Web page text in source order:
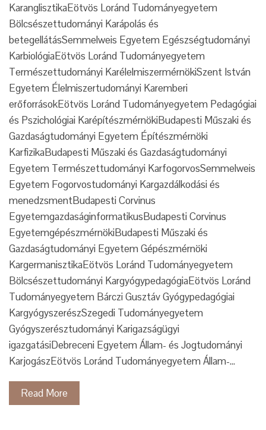
KaranglisztikaEötvös Loránd Tudományegyetem
Bölcsészettudományi Karápolás és
betegellátásSemmelweis Egyetem Egészségtudományi
KarbiológiaEötvös Loránd Tudományegyetem
Természettudományi KarélelmiszermérnökiSzent István
Egyetem Élelmiszertudományi Karemberi
erőforrásokEötvös Loránd Tudományegyetem Pedagógiai
és Pszichológiai KarépítészmérnökiBudapesti Műszaki és
Gazdaságtudományi Egyetem Építészmérnöki
KarfizikaBudapesti Műszaki és Gazdaságtudományi
Egyetem Természettudományi KarfogorvosSemmelweis
Egyetem Fogorvostudományi Kargazdálkodási és
menedzsmentBudapesti Corvinus
EgyetemgazdaságinformatikusBudapesti Corvinus
EgyetemgépészmérnökiBudapesti Műszaki és
Gazdaságtudományi Egyetem Gépészmérnöki
KargermanisztikaEötvös Loránd Tudományegyetem
Bölcsészettudományi KargyógypedagógiaEötvös Loránd
Tudományegyetem Bárczi Gusztáv Gyógypedagógiai
KargyógyszerészSzegedi Tudományegyetem
Gyógyszerésztudományi Karigazságügyi
igazgatásiDebreceni Egyetem Állam- és Jogtudományi
KarjogászEötvös Loránd Tudományegyetem Állam-…
Read More